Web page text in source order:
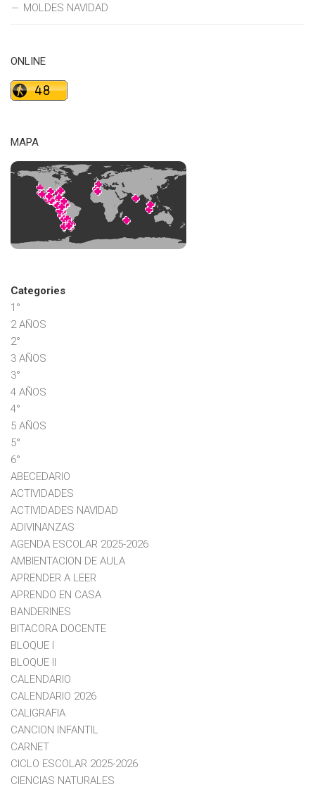
MOLDES NAVIDAD
ONLINE
MAPA
Categories
1°
2 AÑOS
2°
3 AÑOS
3°
4 AÑOS
4°
5 AÑOS
5°
6°
ABECEDARIO
ACTIVIDADES
ACTIVIDADES NAVIDAD
ADIVINANZAS
AGENDA ESCOLAR 2025-2026
AMBIENTACION DE AULA
APRENDER A LEER
APRENDO EN CASA
BANDERINES
BITACORA DOCENTE
BLOQUE I
BLOQUE II
CALENDARIO
CALENDARIO 2026
CALIGRAFIA
CANCION INFANTIL
CARNET
CICLO ESCOLAR 2025-2026
CIENCIAS NATURALES